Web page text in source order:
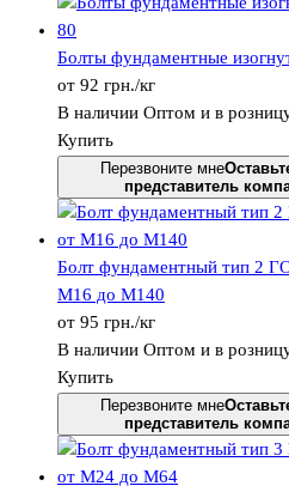
Болты фундаментные
от 92 грн./кг
В наличии Оптом и в
Купить
Перезвоните мне
представитель
Болт фундаментный тип 2
М16 до М140
от 95 грн./кг
В наличии Оптом и в
Купить
Перезвоните мне
представитель